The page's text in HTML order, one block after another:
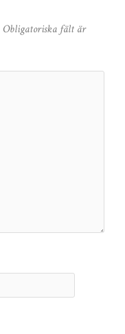
Obligatoriska fält är